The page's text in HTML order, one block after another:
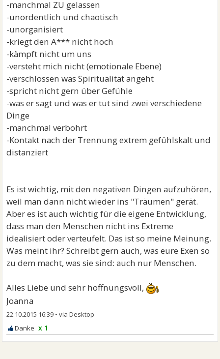
-manchmal ZU gelassen
-unordentlich und chaotisch
-unorganisiert
-kriegt den A*** nicht hoch
-kämpft nicht um uns
-versteht mich nicht (emotionale Ebene)
-verschlossen was Spiritualität angeht
-spricht nicht gern über Gefühle
-was er sagt und was er tut sind zwei verschiedene
Dinge
-manchmal verbohrt
-Kontakt nach der Trennung extrem gefühlskalt und
distanziert
Es ist wichtig, mit den negativen Dingen aufzuhören,
weil man dann nicht wieder ins "Träumen" gerät.
Aber es ist auch wichtig für die eigene Entwicklung,
dass man den Menschen nicht ins Extreme
idealisiert oder verteufelt. Das ist so meine Meinung.
Was meint ihr? Schreibt gern auch, was eure Exen so
zu dem macht, was sie sind: auch nur Menschen.
Alles Liebe und sehr hoffnungsvoll,
Joanna
22.10.2015 16:39 •
x 1